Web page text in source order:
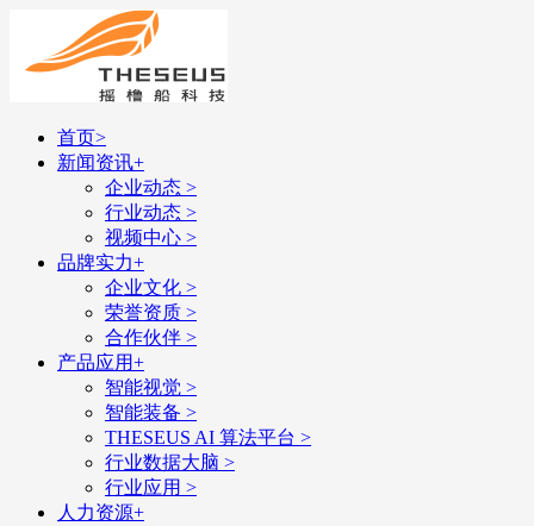
首页>
新闻资讯+
企业动态 >
行业动态 >
视频中心 >
品牌实力+
企业文化 >
荣誉资质 >
合作伙伴 >
产品应用+
智能视觉 >
智能装备 >
THESEUS AI 算法平台 >
行业数据大脑 >
行业应用 >
人力资源+